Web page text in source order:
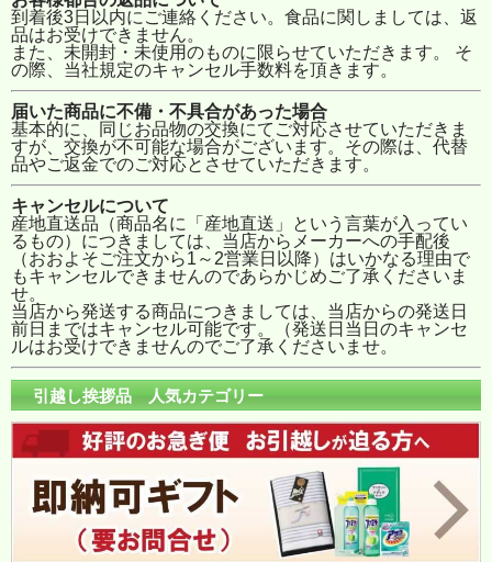
到着後3日以内にご連絡ください。食品に関しましては、返
品はお受けできません。
また、未開封・未使用のものに限らせていただきます。 そ
の際、当社規定のキャンセル手数料を頂きます。
届いた商品に不備・不具合があった場合
基本的に、同じお品物の交換にてご対応させていただきま
すが、交換が不可能な場合がございます。その際は、代替
品やご返金でのご対応とさせていただきます。
キャンセルについて
産地直送品（商品名に「産地直送」という言葉が入ってい
るもの）につきましては、当店からメーカーへの手配後
（おおよそご注文から1～2営業日以降）はいかなる理由で
もキャンセルできませんのであらかじめご了承くださいま
せ。
当店から発送する商品につきましては、当店からの発送日
前日まではキャンセル可能です。（発送日当日のキャンセ
ルはお受けできませんのでご了承くださいませ。
引越し挨拶品 人気カテゴリー